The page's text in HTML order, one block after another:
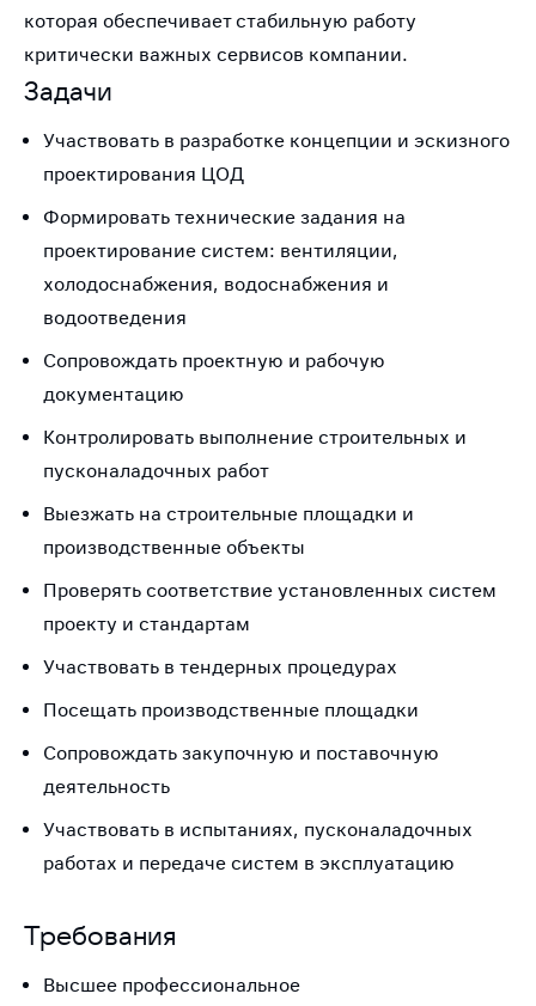
которая обеспечивает стабильную работу
критически важных сервисов компании.
Задачи
Участвовать в разработке концепции и эскизного
проектирования ЦОД
Формировать технические задания на
проектирование систем: вентиляции,
холодоснабжения, водоснабжения и
водоотведения
Сопровождать проектную и рабочую
документацию
Контролировать выполнение строительных и
пусконаладочных работ
Выезжать на строительные площадки и
производственные объекты
Проверять соответствие установленных систем
проекту и стандартам
Участвовать в тендерных процедурах
Посещать производственные площадки
Сопровождать закупочную и поставочную
деятельность
Участвовать в испытаниях, пусконаладочных
работах и передаче систем в эксплуатацию
Требования
Высшее профессиональное